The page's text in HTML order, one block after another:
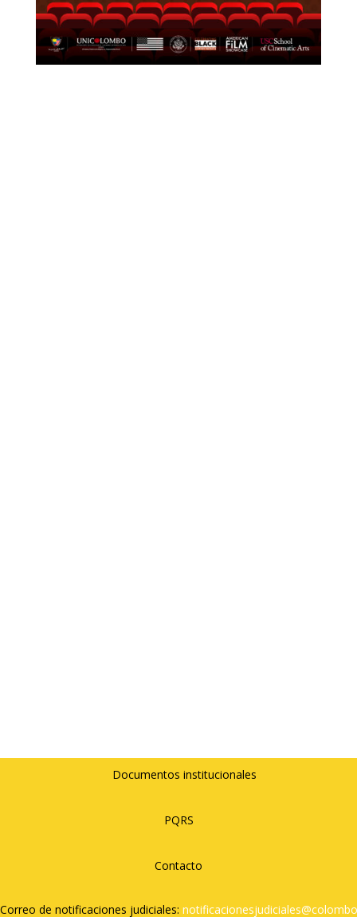
Documentos institucionales
PQRS
Contacto
Correo de notificaciones judiciales: notificacionesjudiciales@